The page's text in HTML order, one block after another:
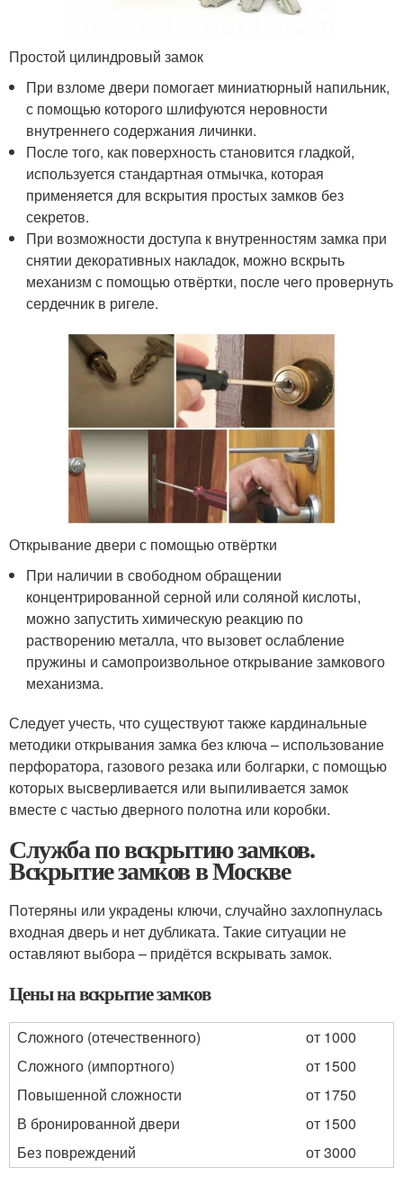
Простой цилиндровый замок
При взломе двери помогает миниатюрный напильник,
с помощью которого шлифуются неровности
внутреннего содержания личинки.
После того, как поверхность становится гладкой,
используется стандартная отмычка, которая
применяется для вскрытия простых замков без
секретов.
При возможности доступа к внутренностям замка при
снятии декоративных накладок, можно вскрыть
механизм с помощью отвёртки, после чего провернуть
сердечник в ригеле.
Открывание двери с помощью отвёртки
При наличии в свободном обращении
концентрированной серной или соляной кислоты,
можно запустить химическую реакцию по
растворению металла, что вызовет ослабление
пружины и самопроизвольное открывание замкового
механизма.
Следует учесть, что существуют также кардинальные
методики открывания замка без ключа – использование
перфоратора, газового резака или болгарки, с помощью
которых высверливается или выпиливается замок
вместе с частью дверного полотна или коробки.
Служба по вскрытию замков.
Вскрытие замков в Москве
Потеряны или украдены ключи, случайно захлопнулась
входная дверь и нет дубликата. Такие ситуации не
оставляют выбора – придётся вскрывать замок.
Цены на вскрытие замков
Сложного (отечественного)
от 1000
Сложного (импортного)
от 1500
Повышенной сложности
от 1750
В бронированной двери
от 1500
Без повреждений
от 3000